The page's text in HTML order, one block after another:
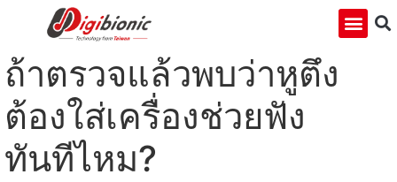
ถ้าตรวจแล้วพบว่าหูตึง
ต้องใส่เครื่องช่วยฟัง
ทันทีไหม?